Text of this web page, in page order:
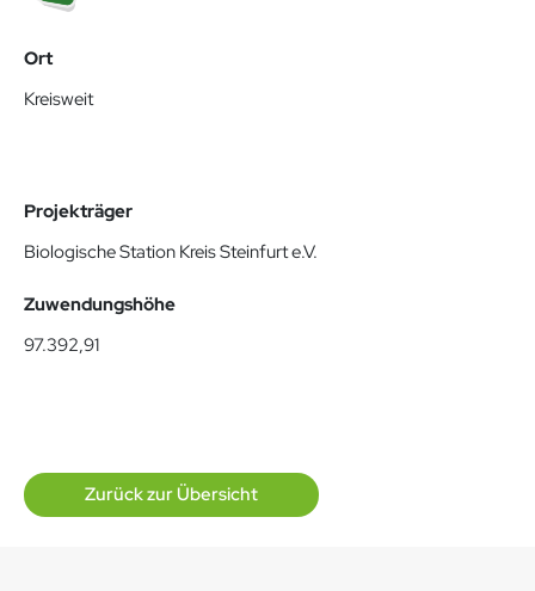
Ort
Kreisweit
Projekträger
Biologische Station Kreis Steinfurt e.V.
Zuwendungshöhe
97.392,91
Zurück zur Übersicht